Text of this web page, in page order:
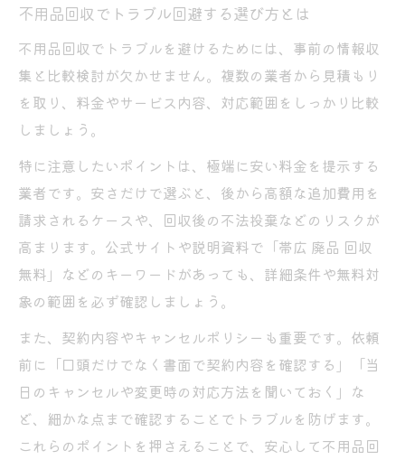
不用品回収でトラブル回避する選び方とは
不用品回収でトラブルを避けるためには、事前の情報収
集と比較検討が欠かせません。複数の業者から見積もり
を取り、料金やサービス内容、対応範囲をしっかり比較
しましょう。
特に注意したいポイントは、極端に安い料金を提示する
業者です。安さだけで選ぶと、後から高額な追加費用を
請求されるケースや、回収後の不法投棄などのリスクが
高まります。公式サイトや説明資料で「帯広 廃品 回収
無料」などのキーワードがあっても、詳細条件や無料対
象の範囲を必ず確認しましょう。
また、契約内容やキャンセルポリシーも重要です。依頼
前に「口頭だけでなく書面で契約内容を確認する」「当
日のキャンセルや変更時の対応方法を聞いておく」な
ど、細かな点まで確認することでトラブルを防げます。
これらのポイントを押さえることで、安心して不用品回